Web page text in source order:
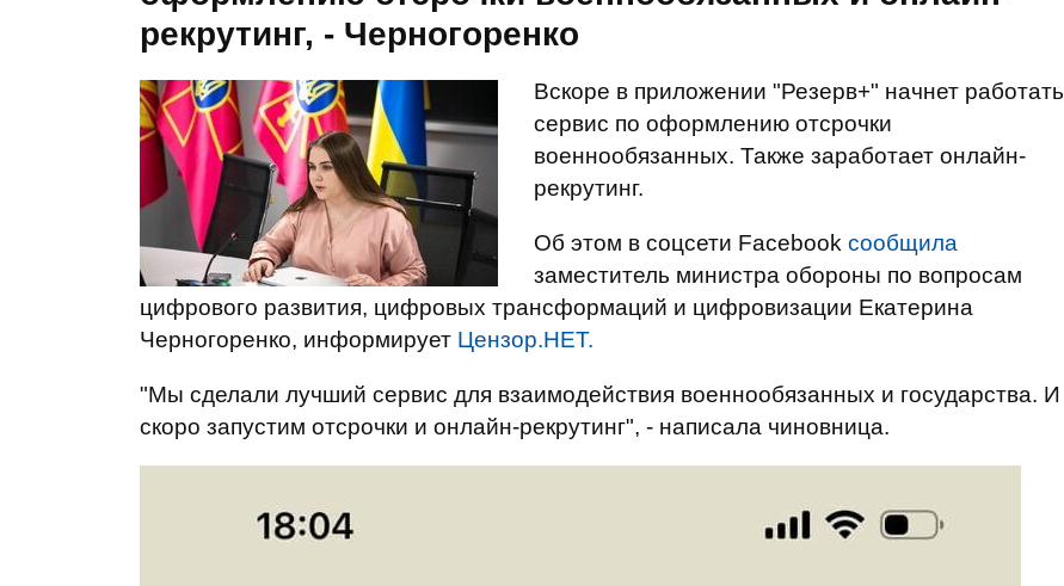
рекрутинг, - Черногоренко
Вскоре в приложении "Резерв+" начнет работать
сервис по оформлению отсрочки
военнообязанных. Также заработает онлайн-
рекрутинг.
Об этом в соцсети Facebook сообщила
заместитель министра обороны по вопросам
цифрового развития, цифровых трансформаций и цифровизации Екатерина
Черногоренко, информирует Цензор.НЕТ.
"Мы сделали лучший сервис для взаимодействия военнообязанных и государства. И
скоро запустим отсрочки и онлайн-рекрутинг", - написала чиновница.